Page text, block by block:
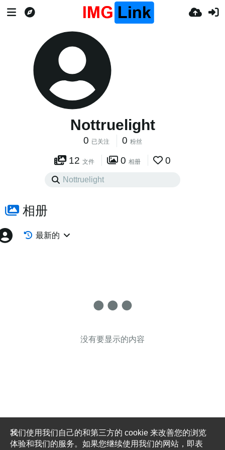
Nottruelight
0 已关注 0 粉丝
12 文件 0 相册 0
相册
最新的
没有要显示的内容
我们使用我们自己的和第三方的 cookie 来改善您的浏览
体验和我们的服务。如果您继续使用我们的网站，即表